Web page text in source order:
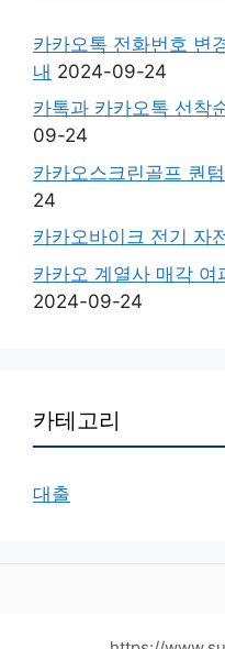
카카오톡 전화번호 변
내 2024-09-24
카톡과 카카오톡 선착
09-24
카카오스크린골프 퀀
24
카카오바이크 전기 자
카카오 계열사 매각
2024-09-24
카테고리
대출